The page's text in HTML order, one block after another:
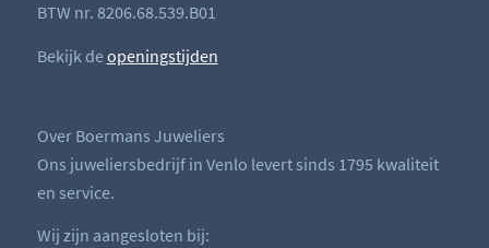
BTW nr. 8206.68.539.B01
Bekijk deopeningstijden
Over Boermans Juweliers
Ons juweliersbedrijf in Venlo levert sinds 1795 kwaliteit
en service.
Wij zijn aangesloten bij: